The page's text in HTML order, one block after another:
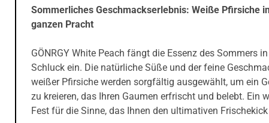
Sommerliches Geschmackserlebnis: Weiße Pfirsiche
ganzen Pracht
GÖNRGY White Peach fängt die Essenz des Sommers
Schluck ein. Die natürliche Süße und der feine
weißer Pfirsiche werden sorgfältig ausgewählt, um ein
zu kreieren, das Ihren Gaumen erfrischt und belebt. Ein
Fest für die Sinne, das Ihnen den ultimativen